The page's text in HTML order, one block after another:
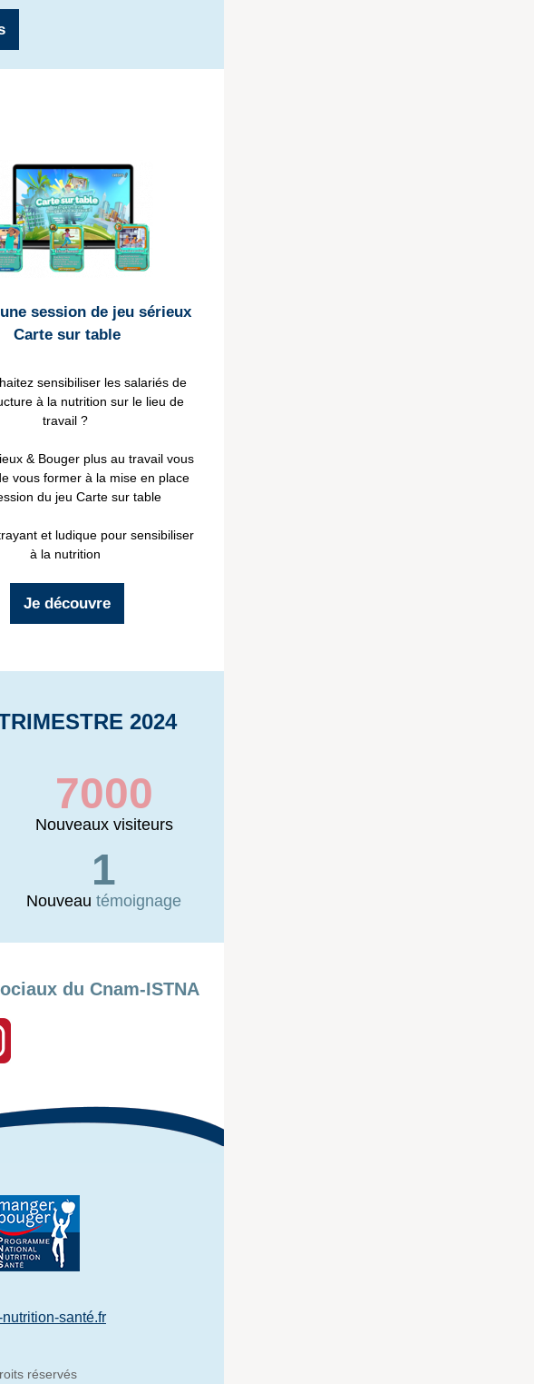
session de jeu sérieux
Carte sur table
sensibiliser les salariés de
à la nutrition sur le lieu de
travail ?
& Bouger plus au travail vous
vous former à la mise en place
du jeu Carte sur table
et ludique pour sensibiliser
à la nutrition
Je découvre
2024
7000
Nouveaux visiteurs
1
Nouveau témoignage
du Cnam-ISTNA
santé.fr
réservés